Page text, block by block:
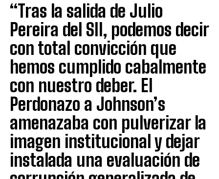
“Tras la salida de Julio
Pereira del SII, podemos decir
con total convicción que
hemos cumplido cabalmente
con nuestro deber. El
Perdonazo a Johnson’s
amenazaba con pulverizar la
imagen institucional y dejar
instalada una evaluación de